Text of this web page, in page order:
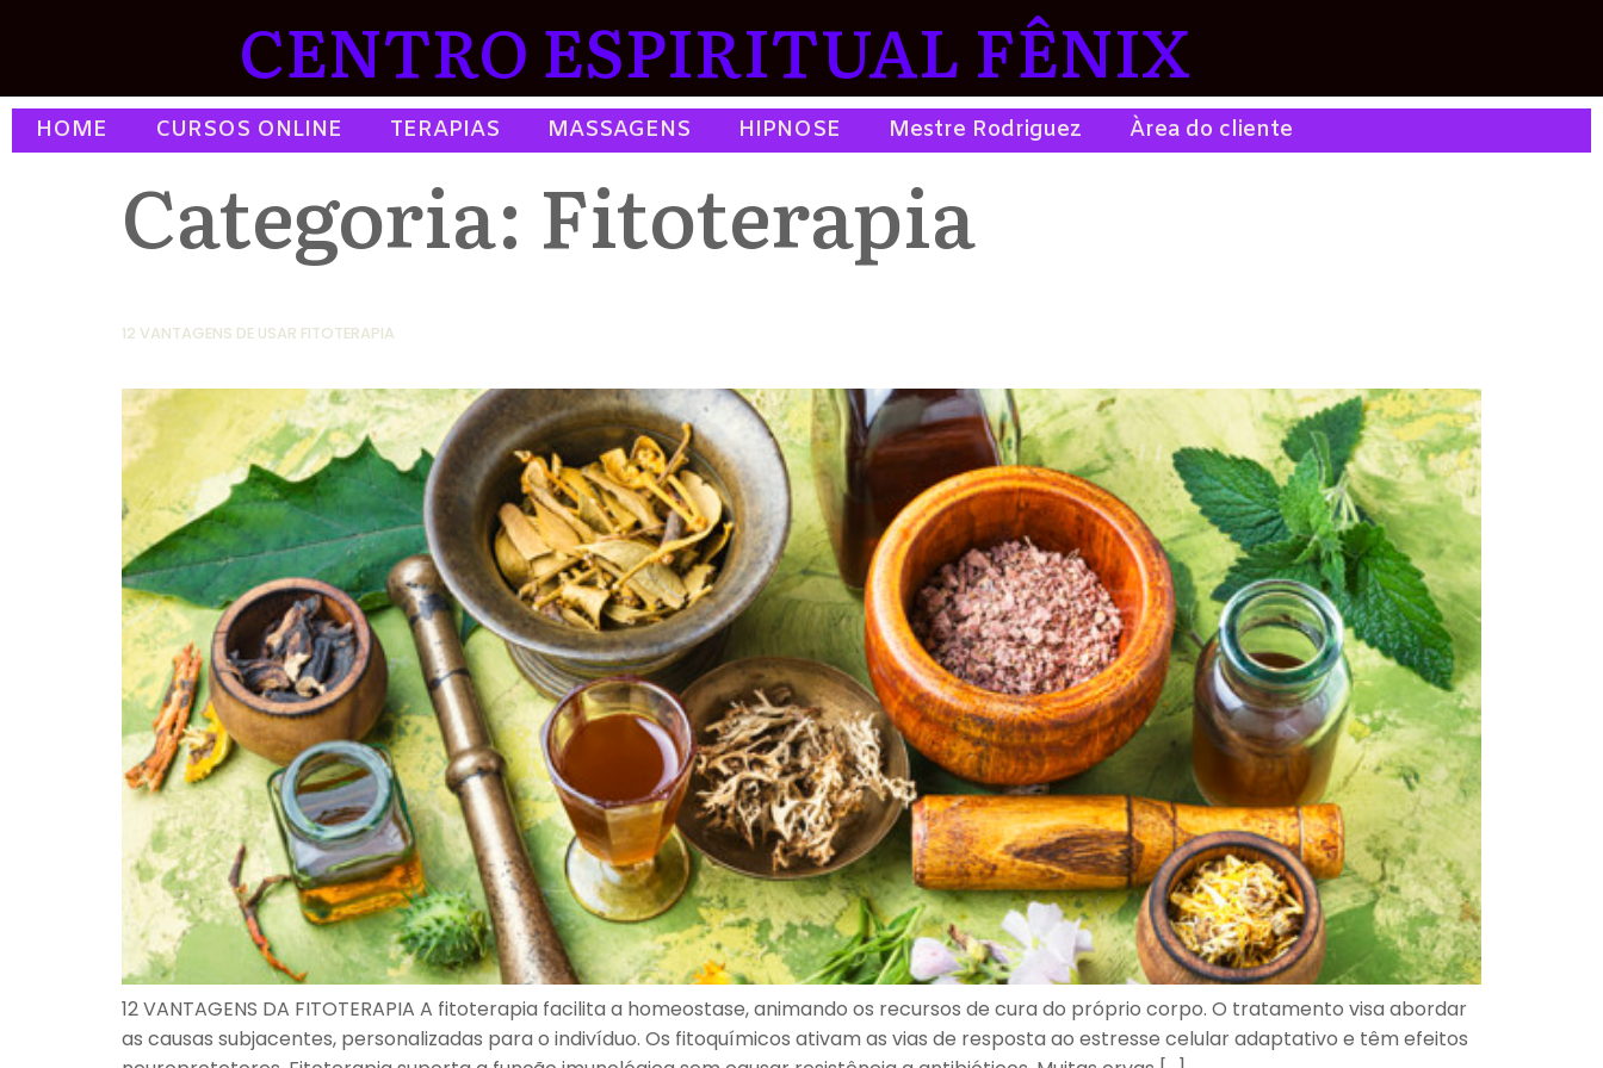
CENTRO ESPIRITUAL FÊNIX
HOME CURSOS ONLINE TERAPIAS MASSAGENS HIPNOSE Mestre Rodriguez Àrea do cliente
Categoria: Fitoterapia
12 VANTAGENS DE USAR FITOTERAPIA
12 VANTAGENS DA FITOTERAPIA A fitoterapia facilita a homeostase, animando os recursos de cura do próprio corpo. O tratamento visa abordar
as causas subjacentes, personalizadas para o indivíduo. Os fitoquímicos ativam as vias de resposta ao estresse celular adaptativo e têm efeitos